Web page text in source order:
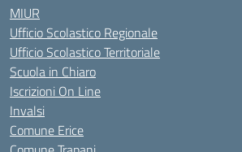
MIUR
Ufficio Scolastico Regionale
Ufficio Scolastico Territoriale
Scuola in Chiaro
Iscrizioni On Line
Invalsi
Comune Erice